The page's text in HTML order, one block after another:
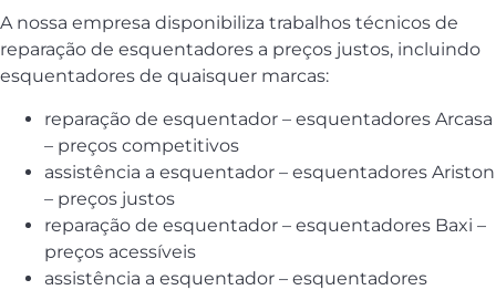
A nossa empresa disponibiliza trabalhos técnicos de
reparação de esquentadores a preços justos, incluindo
esquentadores de quaisquer marcas:
reparação de esquentador – esquentadores Arcasa
– preços competitivos
assistência a esquentador – esquentadores Ariston
– preços justos
reparação de esquentador – esquentadores Baxi –
preços acessíveis
assistência a esquentador – esquentadores